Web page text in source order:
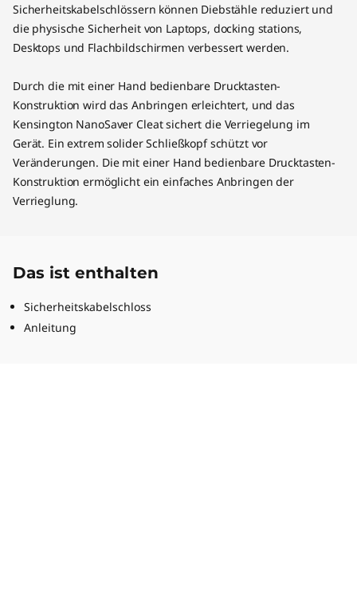
Sicherheitskabelschlössern können Diebstähle reduziert und
die physische Sicherheit von Laptops, docking stations,
Desktops und Flachbildschirmen verbessert werden.
Durch die mit einer Hand bedienbare Drucktasten-
Konstruktion wird das Anbringen erleichtert, und das
Kensington NanoSaver Cleat sichert die Verriegelung im
Gerät. Ein extrem solider Schließkopf schützt vor
Veränderungen. Die mit einer Hand bedienbare Drucktasten-
Konstruktion ermöglicht ein einfaches Anbringen der
Verrieglung.
Das ist enthalten
Sicherheitskabelschloss
Anleitung